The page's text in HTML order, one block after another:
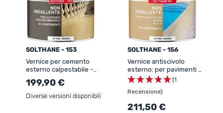
SOLTHANE - 153
Vernice per cemento
esterno calpestabile -
199,90 €
Diverse versioni disponibili
SOLTHANE - 156
Vernice antiscivolo
esterno: per pavimenti e
bordo piscina -
SOLTHANE - 156
(1
Recensione)
211,50 €